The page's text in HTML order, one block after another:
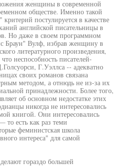
женщины в современной
обществе. Именно такой
постулируется в качестве
английской писательницы в
Но даже в своем программном
Браун" Вулф, избрав женщину в
литературного произведения,
неспособность писателей-
Г.Уэллса -- адекватно
своих романов связана
методом, а отнюдь не из-за их
принадлежности. Более того,
об основном недостатке этих
никогда не интересовались
книгой. Они интересовались
то есть как раз теми
феминистская школа
интереса" для самой
гораздо большей